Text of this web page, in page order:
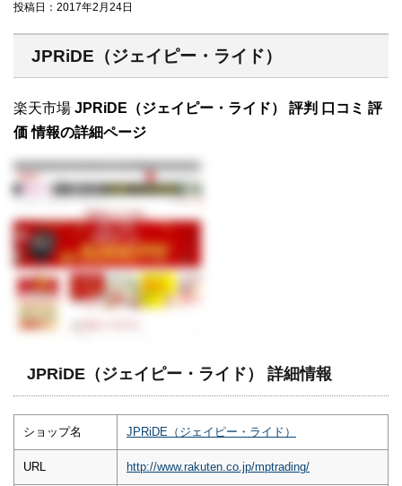
投稿日： 2017年2月24日
JPRiDE（ジェイピー・ライド）
楽天市場 JPRiDE（ジェイピー・ライド） 評判 口コミ 評
価 情報の詳細ページ
JPRiDE（ジェイピー・ライド） 詳細情報
ショップ名 JPRiDE（ジェイピー・ライド）
URL http://www.rakuten.co.jp/mptrading/